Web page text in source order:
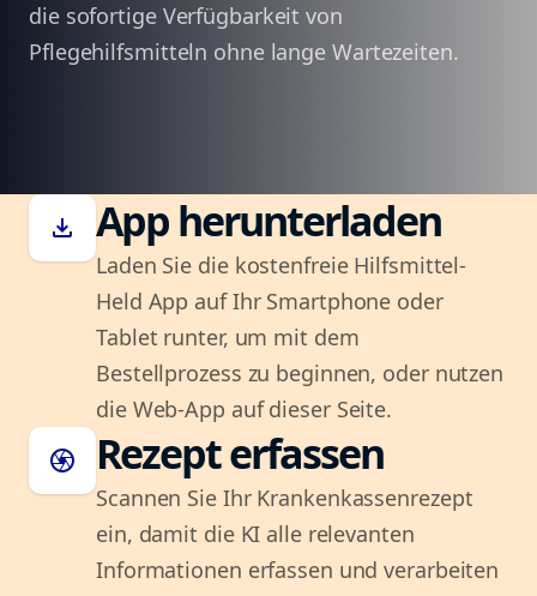
die sofortige Verfügbarkeit von
Pflegehilfsmitteln ohne lange Wartezeiten.
download App herunterladen
Laden Sie die kostenfreie Hilfsmittel-
Held App auf Ihr Smartphone oder
Tablet runter, um mit dem
Bestellprozess zu beginnen, oder nutzen
die Web-App auf dieser Seite.
camera Rezept erfassen
Scannen Sie Ihr Krankenkassenrezept
ein, damit die KI alle relevanten
Informationen erfassen und verarbeiten